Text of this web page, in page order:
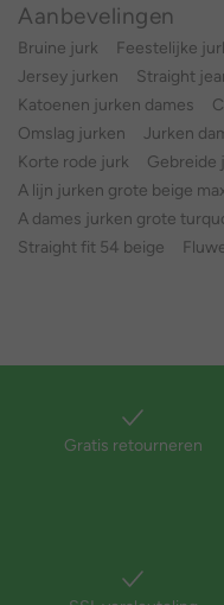
Aanbevelingen
Bruine jurk Feestelijke
Jersey jurken
Straight
Katoenen jurken dames
Omslag jurken
Jurken
Korte rode jurk
Gebreide
A lijn jurken grote beige
A dames jurken grote
Straight fit 54 beige
Gratis retourneren